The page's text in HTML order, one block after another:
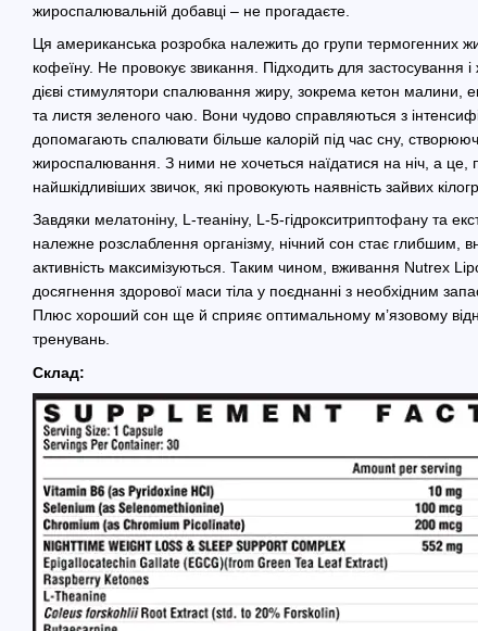
жироспалювальній добавці – не прогадаєте.
Ця американська розробка належить до групи термогенних
кофеїну. Не провокує звикання. Підходить для застосування
дієві стимулятори спалювання жиру, зокрема кетон малини,
та листя зеленого чаю. Вони чудово справляються з
допомагають спалювати більше калорій під час сну,
жироспалювання. З ними не хочеться наїдатися на ніч, а це,
найшкідливіших звичок, які провокують наявність зайвих
Завдяки мелатоніну, L-теаніну, L-5-гідрокситриптофану та
належне розслаблення організму, нічний сон стає глибшим,
активність максимізуються. Таким чином, вживання Nutrex
досягнення здорової маси тіла у поєднанні з необхідним
Плюс хороший сон ще й сприяє оптимальному м’язовому
тренувань.
Склад: